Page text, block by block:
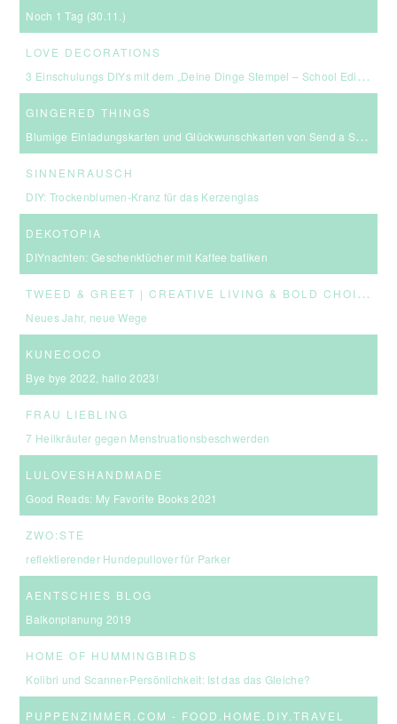
Noch 1 Tag (30.11.)
LOVE DECORATIONS
3 Einschulungs DIYs mit dem „Deine Dinge Stempel – School Edition“ #BackToSchool + Gewinnspiel
GINGERED THINGS
Blumige Einladungskarten und Glückwunschkarten von Send a Smile
SINNENRAUSCH
DIY: Trockenblumen-Kranz für das Kerzenglas
DEKOTOPIA
DIYnachten: Geschenktücher mit Kaffee batiken
T
WEED & GREET | CREATIVE LIVING & BOLD CHOICES
Neues Jahr, neue Wege
KUNECOCO
Bye bye 2022, hallo 2023!
FRAU LIEBLING
7 Heilkräuter gegen Menstruationsbeschwerden
LULOVESHANDMADE
Good Reads: My Favorite Books 2021
ZWO:STE
reflektierender Hundepullover für Parker
AENTSCHIES BLOG
Balkonplanung 2019
HOME OF HUMMINGBIRDS
Kolibri und Scanner-Persönlichkeit: Ist das das Gleiche?
PUPPENZIMMER.COM - FOOD.HOME.DIY.TRAVEL